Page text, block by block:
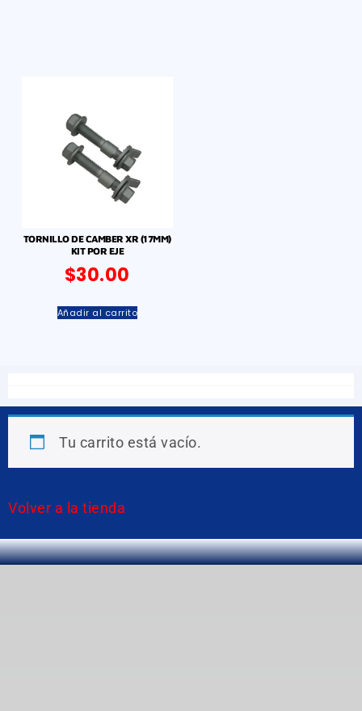
TORNILLO DE CAMBER XR (17MM)
KIT POR EJE
$30.00
Añadir al carrito
Tu carrito está vacío.
Volver a la tienda